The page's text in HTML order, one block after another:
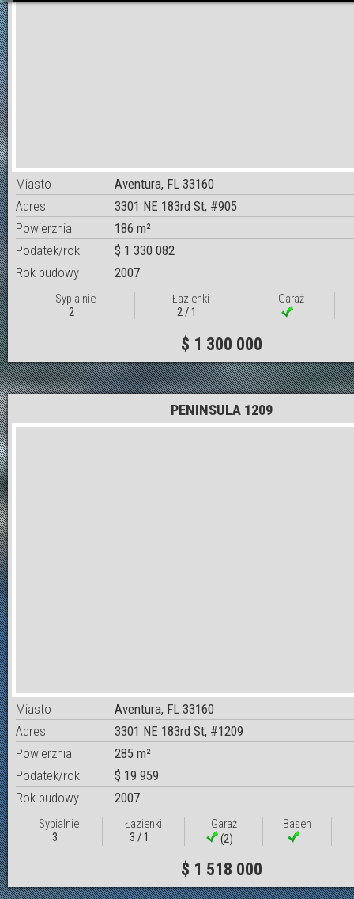
Miasto
Aventura, FL 33160
Adres
3301 NE 183rd St, #905
Powierznia
186 m²
Podatek/rok
$ 1 330 082
Rok budowy
2007
Sypialnie
2
Łazienki
2 / 1
Garaż
$ 1 300 000
PENINSULA 1209
Miasto
Aventura, FL 33160
Adres
3301 NE 183rd St, #1209
Powierznia
285 m²
Podatek/rok
$ 19 959
Rok budowy
2007
Sypialnie
3
Łazienki
3 / 1
Garaż
(2)
Basen
$ 1 518 000